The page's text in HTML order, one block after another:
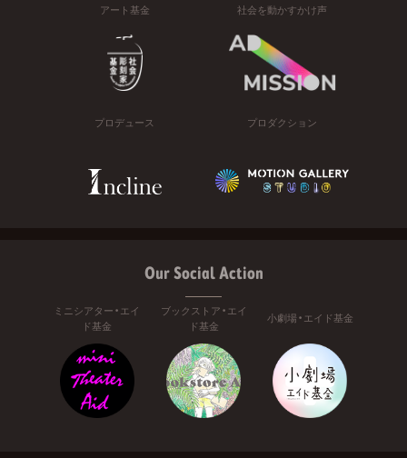
アート基金 社会を動かすかけ声
プロデュース プロダクション
Our Social Action
ミニシアター・エイ
ド基金
ブックストア・エイ
ド基金
小劇場・エイド基金